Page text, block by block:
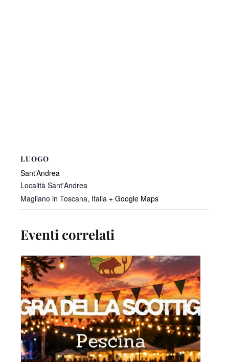
LUOGO
Sant’Andrea
Località Sant'Andrea
Magliano in Toscana, Italia + Google Maps
Eventi correlati